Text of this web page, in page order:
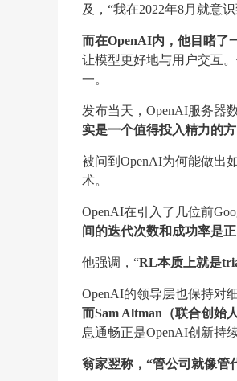
及，“我在2022年8月就意
而在OpenAI内，他目睹了
让模型更好地与用户交互
一。
发布当天，OpenAI服务器
实是一个值得投入精力的方
被问到OpenAI为何能做出
术。
OpenAI在引入了几位前
间的迭代次数和成功率是
他强调，“RL本质上就是
OpenAI的领导层也保持对
而Sam Altman（联合创始
息通畅正是OpenAI创新持
翁家翌称，“管公司就像管